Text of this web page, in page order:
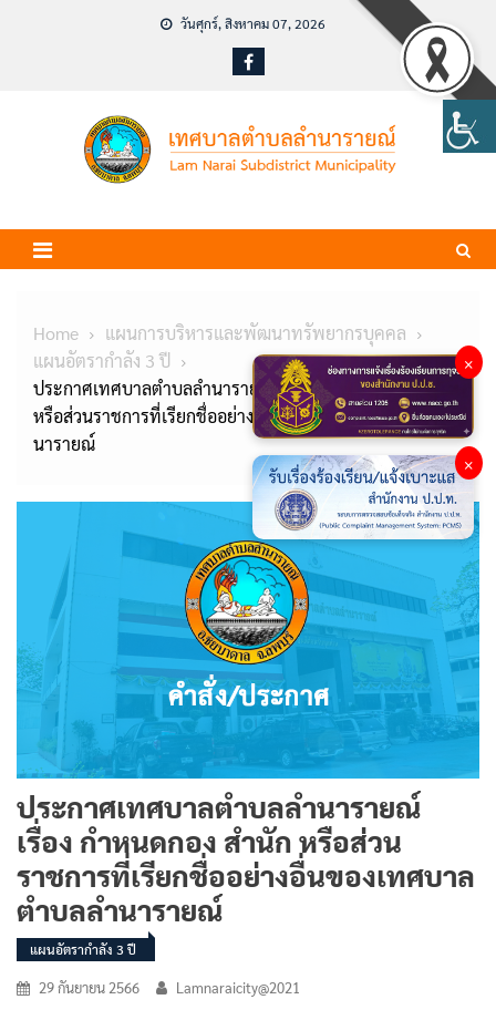
วันศุกร์, สิงหาคม 07, 2026
Home
แผนการบริหารและพัฒนาทรัพยากรบุคคล
แผนอัตรากำลัง 3 ปี
ประกาศเทศบาลตำบลลำนารายณ์ เรื่อง กำหนดกอง สำนัก
หรือส่วนราชการที่เรียกชื่ออย่างอื่นของเทศบาลตำบลลำ
นารายณ์
ประกาศเทศบาลตำบลลำนารายณ์
เรื่อง กำหนดกอง สำนัก หรือส่วน
ราชการที่เรียกชื่ออย่างอื่นของเทศบาล
ตำบลลำนารายณ์
แผนอัตรากำลัง 3 ปี
29 กันยายน 2566 Lamnaraicity@2021
×
×